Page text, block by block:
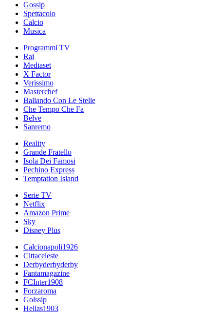
Gossip
Spettacolo
Calcio
Musica
Programmi TV
Rai
Mediaset
X Factor
Verissimo
Masterchef
Ballando Con Le Stelle
Che Tempo Che Fa
Belve
Sanremo
Reality
Grande Fratello
Isola Dei Famosi
Pechino Express
Temptation Island
Serie TV
Netflix
Amazon Prime
Sky
Disney Plus
Calcionapoli1926
Cittaceleste
Derbyderbyderby
Fantamagazine
FCInter1908
Forzaroma
Golssip
Hellas1903